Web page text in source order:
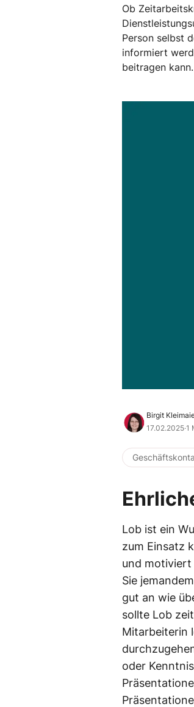
Ob
Person selbst
informiert
beitragen
Birgit
17.02.2025·1
Lob ist ein
zum Einsatz
und motiviert
Sie
gut an wie
sollte Lob
Mitarbeiterin
oder